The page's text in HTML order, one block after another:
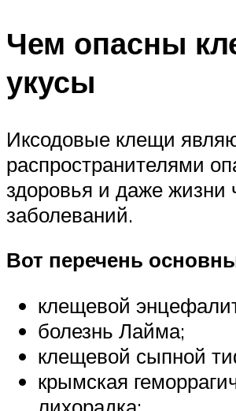
Чем опасны
укусы
Иксодовые клещи
распространителями
здоровья и даже жизни
заболеваний.
Вот перечень
клещевой
болезнь Лайма;
клещевой сыпной
крымская